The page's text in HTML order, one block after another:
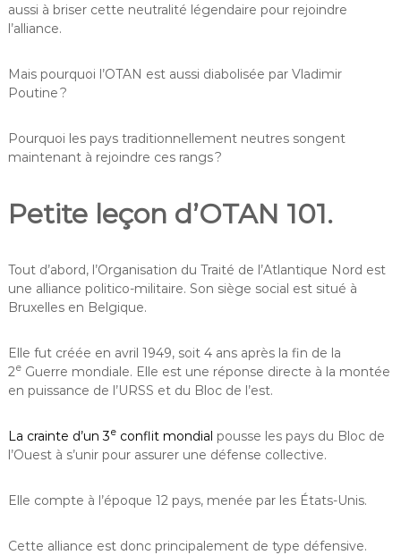
aussi à briser cette neutralité légendaire pour rejoindre
l’alliance.
Mais pourquoi l’OTAN est aussi diabolisée par Vladimir
Poutine ?
Pourquoi les pays traditionnellement neutres songent
maintenant à rejoindre ces rangs ?
Petite leçon d’OTAN 101.
Tout d’abord, l’Organisation du Traité de l’Atlantique Nord est
une alliance politico-militaire. Son siège social est situé à
Bruxelles en Belgique.
Elle fut créée en avril 1949, soit 4 ans après la fin de la
2eGuerre mondiale. Elle est une réponse directe à la montée
en puissance de l’URSS et du Bloc de l’est.
La crainte d’un 3econflit mondial pousse les pays du Bloc de
l’Ouest à s’unir pour assurer une défense collective.
Elle compte à l’époque 12 pays, menée par les États-Unis.
Cette alliance est donc principalement de type défensive.